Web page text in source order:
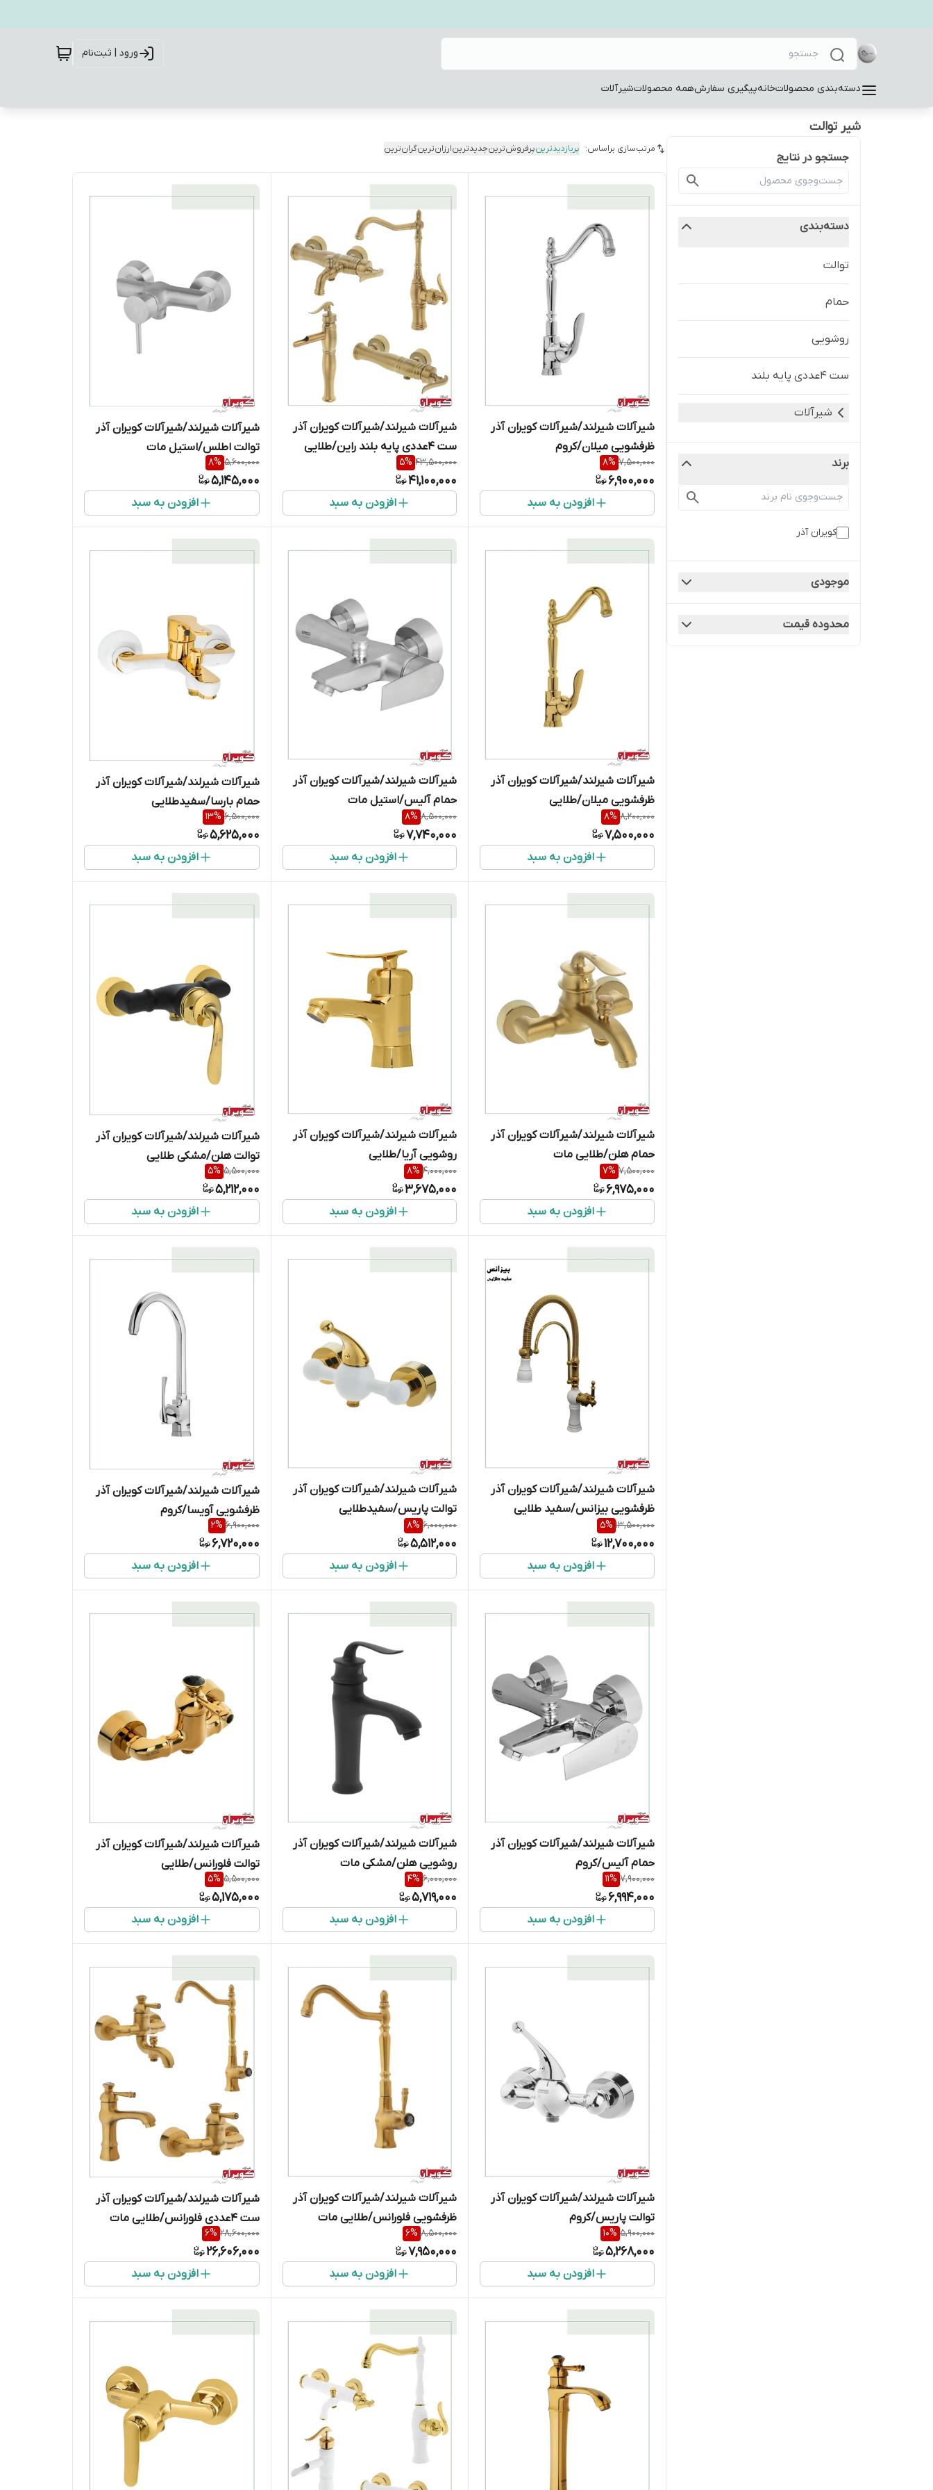
ورود | ثبت‌نام
دسته‌بندی محصولاتخانهپیگیری سفارشهمه محصولاتشیرآلات
شیر توالت
جستجو در نتایج
دسته‌بندی
توالت
حمام
روشویی
ست 4عددی پایه بلند
شیرآلات
برند
کویران آذر
موجودی
محدوده قیمت
مرتب‌سازی براساس: پربازدیدترینپرفروش‌ترینجدیدترینارزان‌ترینگران‌ترین
شیرآلات شیرلند/شیرآلات کویران آذر
ظرفشویی میلان/کروم
7,500,000
8%
6,900,000
افزودن به سبد
شیرآلات شیرلند/شیرآلات کویران آذر
ست 4عددی پایه بلند راین/طلایی
مات
43,500,000
5%
41,100,000
افزودن به سبد
شیرآلات شیرلند/شیرآلات کویران آذر
توالت اطلس/استیل مات
5,600,000
8%
5,145,000
افزودن به سبد
شیرآلات شیرلند/شیرآلات کویران آذر
ظرفشویی میلان/طلایی
8,200,000
8%
7,500,000
افزودن به سبد
شیرآلات شیرلند/شیرآلات کویران آذر
حمام آلیس/استیل مات
8,500,000
8%
7,740,000
افزودن به سبد
شیرآلات شیرلند/شیرآلات کویران آذر
حمام بارسا/سفیدطلایی
6,500,000
13%
5,625,000
افزودن به سبد
شیرآلات شیرلند/شیرآلات کویران آذر
حمام هلن/طلایی مات
7,500,000
7%
6,975,000
افزودن به سبد
شیرآلات شیرلند/شیرآلات کویران آذر
روشویی آریا/طلایی
4,000,000
8%
3,675,000
افزودن به سبد
شیرآلات شیرلند/شیرآلات کویران آذر
توالت هلن/مشکی طلایی
5,500,000
5%
5,212,000
افزودن به سبد
شیرآلات شیرلند/شیرآلات کویران آذر
ظرفشویی بیزانس/سفید طلایی
13,500,000
5%
12,700,000
افزودن به سبد
شیرآلات شیرلند/شیرآلات کویران آذر
توالت پاریس/سفیدطلایی
6,000,000
8%
5,512,000
افزودن به سبد
شیرآلات شیرلند/شیرآلات کویران آذر
ظرفشویی آویسا/کروم
6,900,000
2%
6,720,000
افزودن به سبد
شیرآلات شیرلند/شیرآلات کویران آذر
حمام آلیس/کروم
7,900,000
11%
6,994,000
افزودن به سبد
شیرآلات شیرلند/شیرآلات کویران آذر
روشویی هلن/مشکی مات
6,000,000
4%
5,719,000
افزودن به سبد
شیرآلات شیرلند/شیرآلات کویران آذر
توالت فلورانس/طلایی
5,500,000
5%
5,175,000
افزودن به سبد
شیرآلات شیرلند/شیرآلات کویران آذر
توالت پاریس/کروم
5,900,000
10%
5,268,000
افزودن به سبد
شیرآلات شیرلند/شیرآلات کویران آذر
ظرفشویی فلورانس/طلایی مات
8,500,000
6%
7,950,000
افزودن به سبد
شیرآلات شیرلند/شیرآلات کویران آذر
ست 4عددی فلورانس/طلایی مات
28,600,000
6%
26,606,000
افزودن به سبد